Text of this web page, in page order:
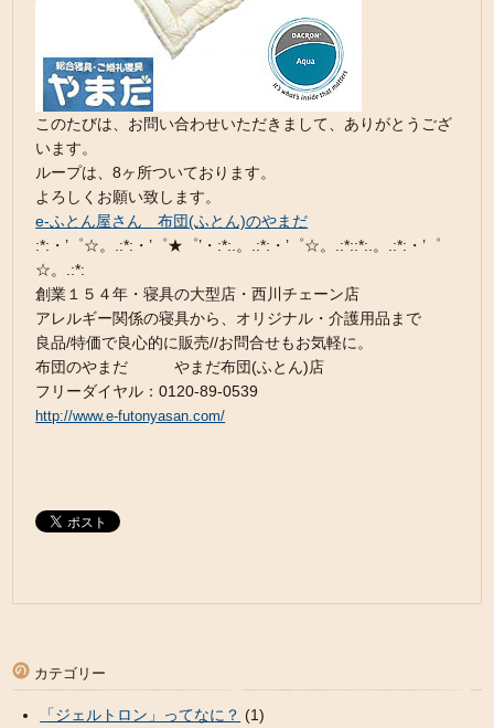
このたびは、お問い合わせいただきまして、ありがとうござ
います。
ループは、8ヶ所ついております。
よろしくお願い致します。
e-ふとん屋さん 布団(ふとん)のやまだ
:*:・’゜☆。.:*:・’゜★゜’・:*:.。.:*:・’゜☆。.:*::*:.。.:*:・’゜
☆。.:*:
創業１５４年・寝具の大型店・西川チェーン店
アレルギー関係の寝具から、オリジナル・介護用品まで
良品/特価で良心的に販売//お問合せもお気軽に。
布団のやまだ やまだ布団(ふとん)店
フリーダイヤル：0120-89-0539
http://www.e-futonyasan.com/
カテゴリー
「ジェルトロン」ってなに？ (1)